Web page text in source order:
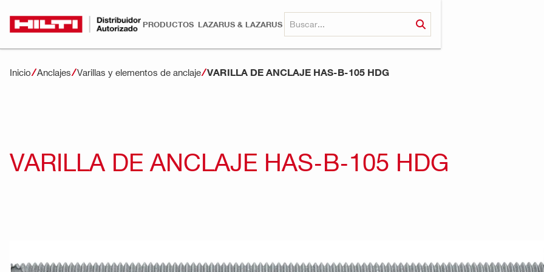
PRODUCTOS LAZARUS & LAZARUS
Inicio Anclajes Varillas y elementos de anclaje VARILLA DE ANCLAJE HAS-B-105 HDG
VARILLA DE ANCLAJE HAS-B-105 HDG